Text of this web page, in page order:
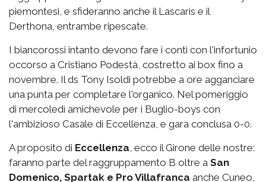
piemontesi, e sfideranno anche il Lascaris e il
Derthona, entrambe ripescate.
I biancorossi intanto devono fare i conti con l'infortunio
occorso a Cristiano Podestà, costretto ai box fino a
novembre. Il ds Tony Isoldi potrebbe a ore agganciare
una punta per completare l'organico. Nel pomeriggio
di mercoledì amichevole per i Buglio-boys con
l'ambizioso Casale di Eccellenza, e gara conclusa 0-0.
A proposito di Eccellenza, ecco il Girone delle nostre:
faranno parte del raggruppamento B oltre a San
Domenico, Spartak e Pro Villafranca anche Cuneo,